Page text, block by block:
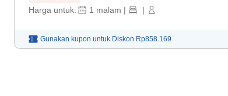
Harga untuk: 1 malam | |
Gunakan kupon untuk Diskon Rp858.169